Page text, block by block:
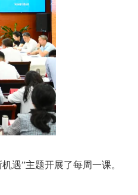
遇”主题开展了每周一课。